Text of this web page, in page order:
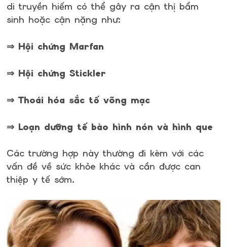
di truyền hiếm có thể gây ra cận thị bẩm
sinh hoặc cận nặng như:
⇒ Hội chứng Marfan
⇒ Hội chứng Stickler
⇒ Thoái hóa sắc tố võng mạc
⇒ Loạn dưỡng tế bào hình nón và hình que
Các trường hợp này thường đi kèm với các
vấn đề về sức khỏe khác và cần được can
thiệp y tế sớm.